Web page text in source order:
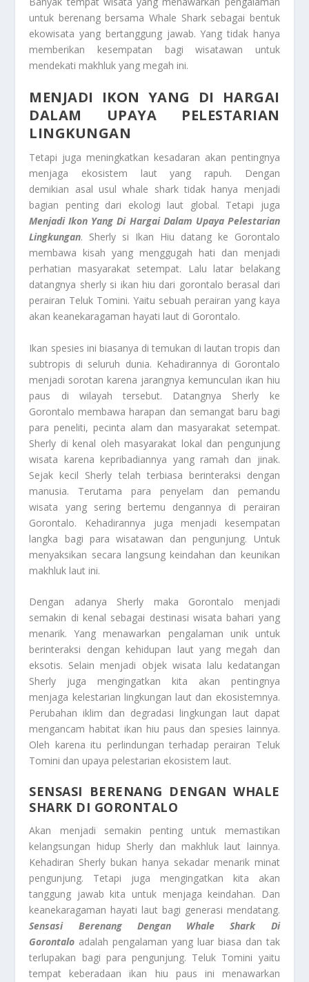
untuk berenang bersama Whale Shark sebagai bentuk
ekowisata yang bertanggung jawab. Yang tidak hanya
memberikan kesempatan bagi wisatawan untuk
mendekati makhluk yang megah ini.
MENJADI IKON YANG DI HARGAI
DALAM UPAYA PELESTARIAN
LINGKUNGAN
Tetapi juga meningkatkan kesadaran akan pentingnya
menjaga ekosistem laut yang rapuh. Dengan
demikian asal usul whale shark tidak hanya menjadi
bagian penting dari ekologi laut global. Tetapi juga
Menjadi Ikon Yang Di Hargai Dalam Upaya Pelestarian
Lingkungan. Sherly si Ikan Hiu datang ke Gorontalo
membawa kisah yang menggugah hati dan menjadi
perhatian masyarakat setempat. Lalu latar belakang
datangnya sherly si ikan hiu dari gorontalo berasal dari
perairan Teluk Tomini. Yaitu sebuah perairan yang kaya
akan keanekaragaman hayati laut di Gorontalo.
Ikan spesies ini biasanya di temukan di lautan tropis dan
subtropis di seluruh dunia. Kehadirannya di Gorontalo
menjadi sorotan karena jarangnya kemunculan ikan hiu
paus di wilayah tersebut. Datangnya Sherly ke
Gorontalo membawa harapan dan semangat baru bagi
para peneliti, pecinta alam dan masyarakat setempat.
Sherly di kenal oleh masyarakat lokal dan pengunjung
wisata karena kepribadiannya yang ramah dan jinak.
Sejak kecil Sherly telah terbiasa berinteraksi dengan
manusia. Terutama para penyelam dan pemandu
wisata yang sering bertemu dengannya di perairan
Gorontalo. Kehadirannya juga menjadi kesempatan
langka bagi para wisatawan dan pengunjung. Untuk
menyaksikan secara langsung keindahan dan keunikan
makhluk laut ini.
Dengan adanya Sherly maka Gorontalo menjadi
semakin di kenal sebagai destinasi wisata bahari yang
menarik. Yang menawarkan pengalaman unik untuk
berinteraksi dengan kehidupan laut yang megah dan
eksotis. Selain menjadi objek wisata lalu kedatangan
Sherly juga mengingatkan kita akan pentingnya
menjaga kelestarian lingkungan laut dan ekosistemnya.
Perubahan iklim dan degradasi lingkungan laut dapat
mengancam habitat ikan hiu paus dan spesies lainnya.
Oleh karena itu perlindungan terhadap perairan Teluk
Tomini dan upaya pelestarian ekosistem laut.
SENSASI BERENANG DENGAN WHALE
SHARK DI GORONTALO
Akan menjadi semakin penting untuk memastikan
kelangsungan hidup Sherly dan makhluk laut lainnya.
Kehadiran Sherly bukan hanya sekadar menarik minat
pengunjung. Tetapi juga mengingatkan kita akan
tanggung jawab kita untuk menjaga keindahan. Dan
keanekaragaman hayati laut bagi generasi mendatang.
Sensasi Berenang Dengan Whale Shark Di
Gorontalo adalah pengalaman yang luar biasa dan tak
terlupakan bagi para pengunjung. Teluk Tomini yaitu
tempat keberadaan ikan hiu paus ini menawarkan